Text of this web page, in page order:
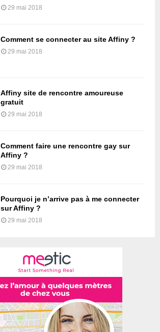
29 mai 2018
Comment se connecter au site Affiny ?
29 mai 2018
Affiny site de rencontre amoureuse
gratuit
29 mai 2018
Comment faire une rencontre gay sur
Affiny ?
29 mai 2018
Pourquoi je n’arrive pas à me connecter
sur Affiny ?
29 mai 2018